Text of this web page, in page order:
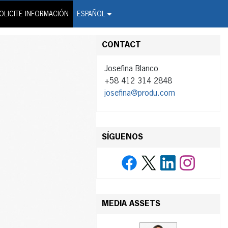
INFORMACIÓN ESPAÑOL
Wire Service
CONTACT
Josefina Blanco
+58 412 314 2848
josefina@produ.com
SÍGUENOS
MEDIA ASSETS